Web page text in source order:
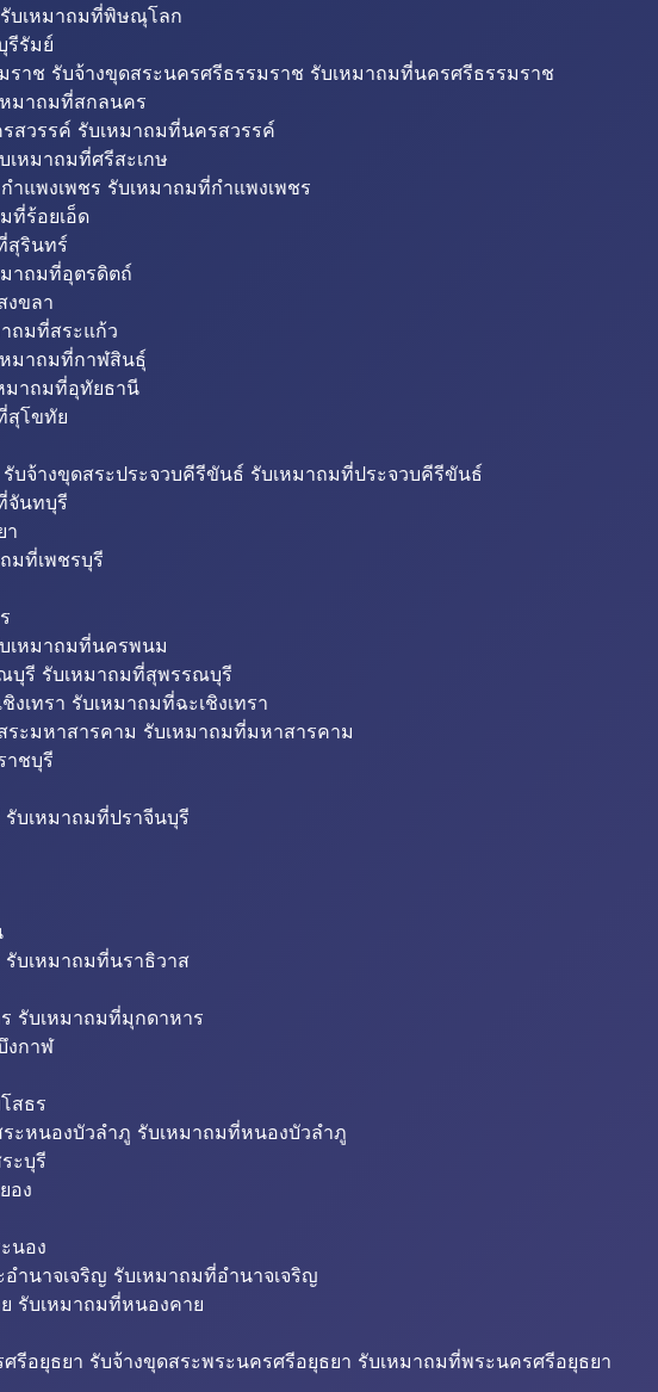
บเหมาถมที่พิษณุโลก
รีรัมย์
าช รับจ้างขุดสระนครศรีธรรมราช รับเหมาถมที่นครศรีธรรมราช
มาถมที่สกลนคร
สวรรค์ รับเหมาถมที่นครสวรรค์
เหมาถมที่ศรีสะเกษ
ำแพงเพชร รับเหมาถมที่กำแพงเพชร
ที่ร้อยเอ็ด
สุรินทร์
าถมที่อุตรดิตถ์
งขลา
ถมที่สระแก้ว
มาถมที่กาฬสินธุ์
มาถมที่อุทัยธานี
สุโขทัย
บจ้างขุดสระประจวบคีรีขันธ์ รับเหมาถมที่ประจวบคีรีขันธ์
จันทบุรี
า
มที่เพชรบุรี
เหมาถมที่นครพนม
บุรี รับเหมาถมที่สุพรรณบุรี
งเทรา รับเหมาถมที่ฉะเชิงเทรา
ะมหาสารคาม รับเหมาถมที่มหาสารคาม
าชบุรี
บเหมาถมที่ปราจีนบุรี
รับเหมาถมที่นราธิวาส
รับเหมาถมที่มุกดาหาร
งกาฬ
สธร
ะหนองบัวลำภู รับเหมาถมที่หนองบัวลำภู
ะบุรี
อง
นอง
ำนาจเจริญ รับเหมาถมที่อำนาจเจริญ
รับเหมาถมที่หนองคาย
อยุธยา รับจ้างขุดสระพระนครศรีอยุธยา รับเหมาถมที่พระนครศรีอยุธยา